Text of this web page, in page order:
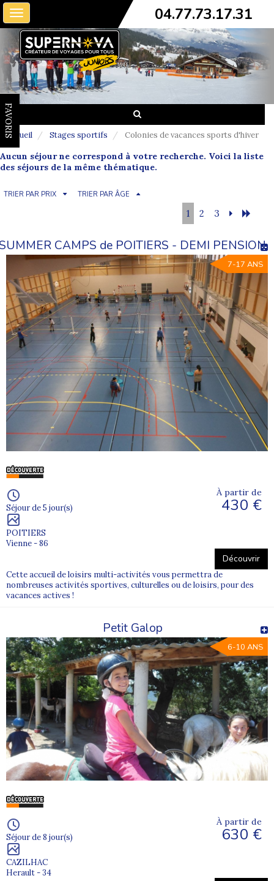
Toggle
navigation
04.77.73.17.31
FAVORIS
Accueil Stages sportifs Colonies de vacances sports d'hiver
Aucun séjour ne correspond à votre recherche. Voici la liste
des séjours de la même thématique.
TRIER PAR PRIX TRIER PAR ÂGE
1 2 3
CAMPS de POITIERS - DEMI PENSION
7-17 ANS
Séjour de 5 jour(s)
POITIERS
Vienne - 86
À partir de
430 €
Découvrir
Cette accueil de loisirs multi-activités vous permettra de
nombreuses activités sportives, culturelles ou de loisirs, pour des
vacances actives !
Petit Galop
6-10 ANS
Séjour de 8 jour(s)
CAZILHAC
Herault - 34
À partir de
630 €